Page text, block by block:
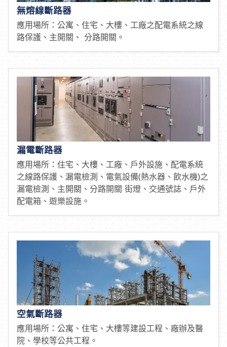
無熔線斷路器
應用場所：公寓、住宅、大樓、工廠之配電系統之線
路保護、主開關、 分路開關。
漏電斷路器
應用場所：住宅、大樓、工廠、戶外設施、配電系統
之線路保護、漏電檢測、電氣設備(熱水器、飲水機)之
漏電檢測、主開關、分路開關 街燈、交通號誌、戶外
配電箱、遊樂設施。
空氣斷路器
應用場所：公寓、住宅、大樓等建設工程、廠辦及醫
院、學校等公共工程。